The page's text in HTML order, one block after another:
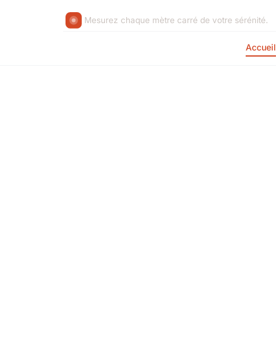
Mesurez chaque mètre carré de votre sérénité.
Accueil